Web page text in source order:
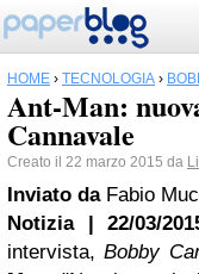
HOME › TECNOLOGIA ›
Ant-Man:
Cannavale
Creato il 22 marzo 2015 da
Inviato da Fabio
Notizia | 22/03/
intervista,Bobby